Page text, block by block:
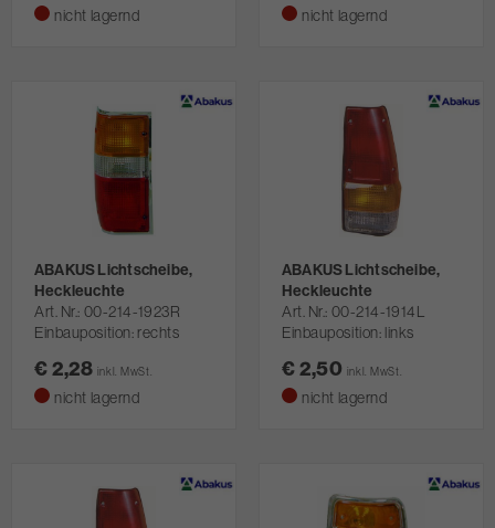
nicht lagernd nicht lagernd
ABAKUS Lichtscheibe,
Heckleuchte
Art. Nr. 00-214-1923R
Einbauposition: rechts
€ 2,28 inkl. MwSt.
nicht lagernd
ABAKUS Lichtscheibe,
Heckleuchte
Art. Nr. 00-214-1914L
Einbauposition: links
€ 2,50 inkl. MwSt.
nicht lagernd